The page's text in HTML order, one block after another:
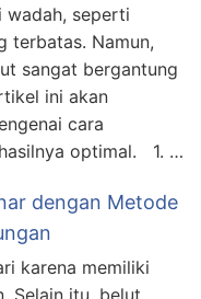
seperti
terbatas. Namun,
sangat bergantung
ini akan
cara
optimal. 1. …
dengan Metode
karena memiliki
Selain itu, belut